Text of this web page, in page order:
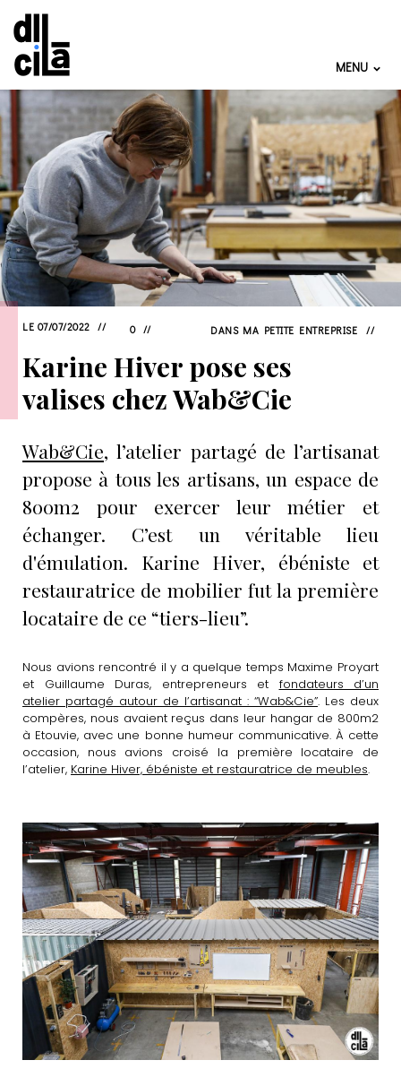
MENU
LE 07/07/2022 0 DANS MA PETITE ENTREPRISE
Karine Hiver pose ses
valises chez Wab&Cie
Wab&Cie, l’atelier partagé de l’artisanat
propose à tous les artisans, un espace de
800m2 pour exercer leur métier et
échanger. C’est un véritable lieu
d'émulation. Karine Hiver, ébéniste et
restauratrice de mobilier fut la première
locataire de ce “tiers-lieu”.
Nous avions rencontré il y a quelque temps Maxime Proyart
et Guillaume Duras, entrepreneurs et fondateurs d’un
atelier partagé autour de l’artisanat : “Wab&Cie”. Les deux
compères, nous avaient reçus dans leur hangar de 800m2
à Etouvie, avec une bonne humeur communicative. À cette
occasion, nous avions croisé la première locataire de
l’atelier, Karine Hiver, ébéniste et restauratrice de meubles.